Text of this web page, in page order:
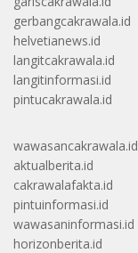
gerbangcakrawala.id
helvetianews.id
langitcakrawala.id
langitinformasi.id
pintucakrawala.id
wawasancakrawala.id
aktualberita.id
cakrawalafakta.id
pintuinformasi.id
wawasaninformasi.id
horizonberita.id